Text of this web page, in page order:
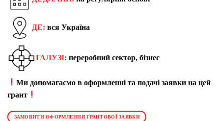
ДЕ: вся Україна
ГАЛУЗІ: переробний сектор, бізнес
Ми допомагаємо в оформленні та подачі заявки на цей
грант
ЗАМОВИТИ ОФОРМЛЕННЯ ГРАНТОВОЇ ЗАЯВКИ